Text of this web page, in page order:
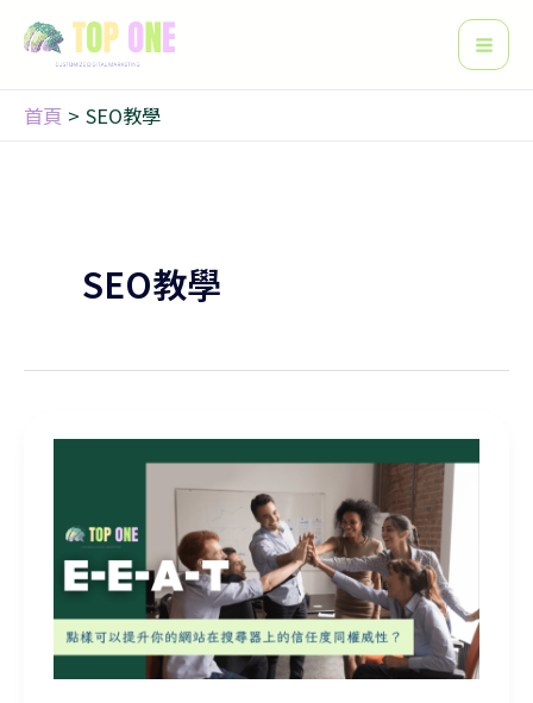
首頁 SEO教學
SEO教學
點樣可以提升你的網站在搜尋器上的信任度同權威性？
尋